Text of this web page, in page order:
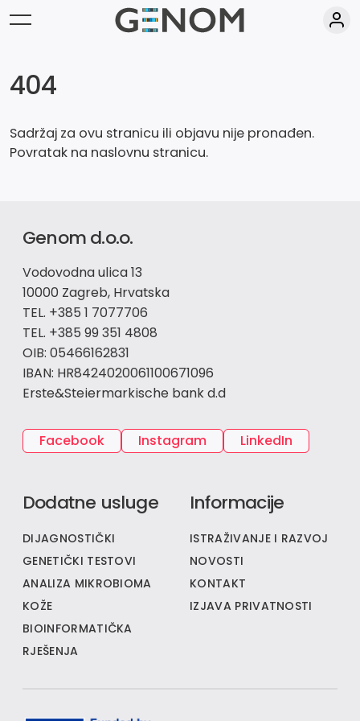
404
Sadržaj za ovu stranicu ili objavu nije pronađen.
Povratak na naslovnu stranicu.
Genom d.o.o.
Vodovodna ulica 13
10000 Zagreb, Hrvatska
TEL. +385 1 7077706
TEL. +385 99 351 4808
OIB: 05466162831
IBAN: HR8424020061100671096
Erste&Steiermarkische bank d.d
Facebook Instagram LinkedIn
Dodatne usluge
DIJAGNOSTIČKI
GENETIČKI TESTOVI
ANALIZA MIKROBIOMA
KOŽE
BIOINFORMATIČKA
RJEŠENJA
Informacije
ISTRAŽIVANJE I RAZVOJ
NOVOSTI
KONTAKT
IZJAVA PRIVATNOSTI